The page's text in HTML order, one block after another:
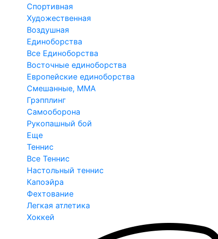
Спортивная
Художественная
Воздушная
Единоборства
Все Единоборства
Восточные единоборства
Европейские единоборства
Смешанные, ММА
Грэпплинг
Самооборона
Рукопашный бой
Еще
Теннис
Все Теннис
Настольный теннис
Капоэйра
Фехтование
Легкая атлетика
Хоккей